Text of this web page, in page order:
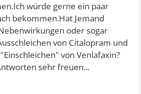
würde gerne ein paar
bekommen.Hat Jemand
oder sogar
von Citalopram und
von Venlafaxin?
sehr freuen...